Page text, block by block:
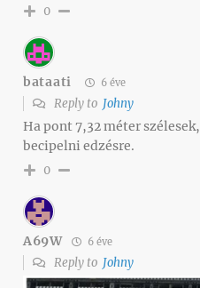
0
bataati 6 éve
Reply to Johny
Ha pont 7,32 méter
becipelni edzésre.
0
A69W 6 éve
Reply to Johny